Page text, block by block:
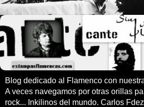
Blog dedicado al Flamenco con
A veces navegamos por otras orillas
rock... Inkilinos del mundo. Carlos